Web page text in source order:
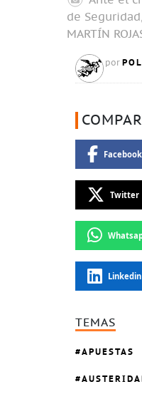
de
MARTÍN
por
Facebook
Twitter
Linkedin
TEMAS
APUESTAS